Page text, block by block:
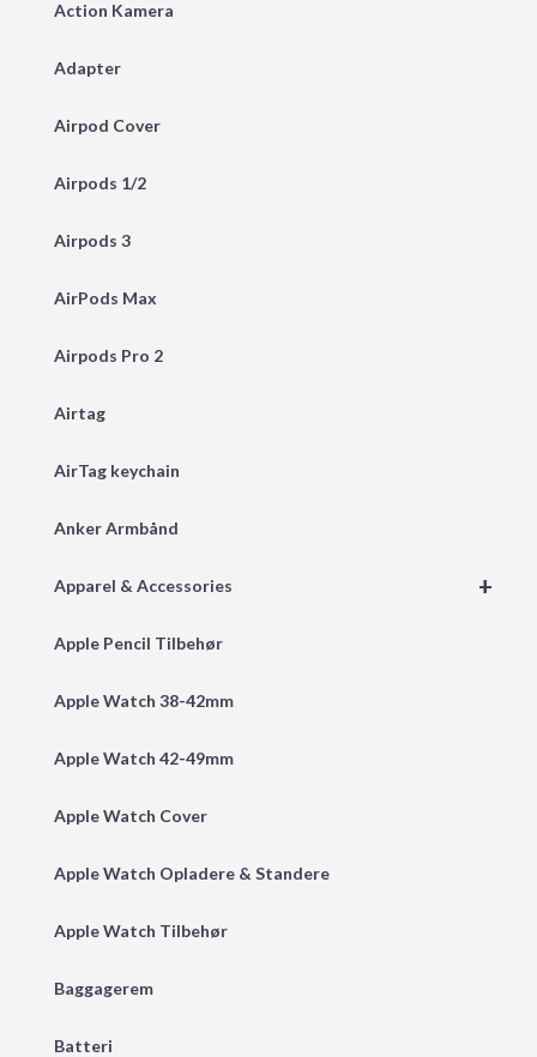
Action Kamera
Adapter
Airpod Cover
Airpods 1/2
Airpods 3
AirPods Max
Airpods Pro 2
Airtag
AirTag keychain
Anker Armbånd
+
Apparel & Accessories
Apple Pencil Tilbehør
Apple Watch 38-42mm
Apple Watch 42-49mm
Apple Watch Cover
Apple Watch Opladere & Standere
Apple Watch Tilbehør
Baggagerem
Batteri